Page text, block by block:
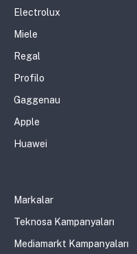
Electrolux
Miele
Regal
Profilo
Gaggenau
Apple
Huawei
Markalar
Teknosa Kampanyaları
Mediamarkt Kampanyaları